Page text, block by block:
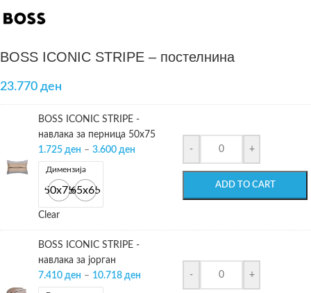
BOSS ICONIC STRIPE – постелнина
23.770 ден
BOSS ICONIC STRIPE -
навлака за перница 50х75
1.725 ден – 3.600 ден
Димензија
50x7565x65
Clear
- +
ADD TO CART
BOSS ICONIC STRIPE -
навлака за јорган
7.410 ден – 10.718 ден - +